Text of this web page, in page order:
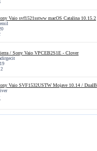
Vaio svf1521sstww macOS Catalina 10.15.2
/ Sony Vaio VPCEB2S1E - Clover
Vaio SVF1532USTW Mojave 10.14 /